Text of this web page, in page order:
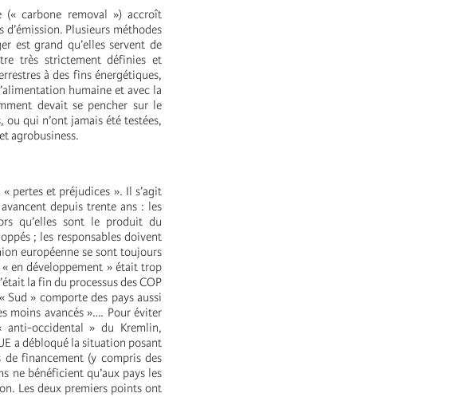
carbone removal ») accroît
Plusieurs méthodes
est grand qu’elles servent de
très strictement définies et
à des fins énergétiques,
humaine et avec la
devait se pencher sur le
qui n’ont jamais été testées,
agrobusiness.
pertes et préjudices ». Il s’agit
depuis trente ans : les
qu’elles sont le produit du
; les responsables doivent
européenne se sont toujours
en développement » était trop
la fin du processus des COP
» comporte des pays aussi
moins avancés »…. Pour éviter
occidental » du Kremlin,
a débloqué la situation posant
financement (y compris des
ne bénéficient qu’aux pays les
Les deux premiers points ont